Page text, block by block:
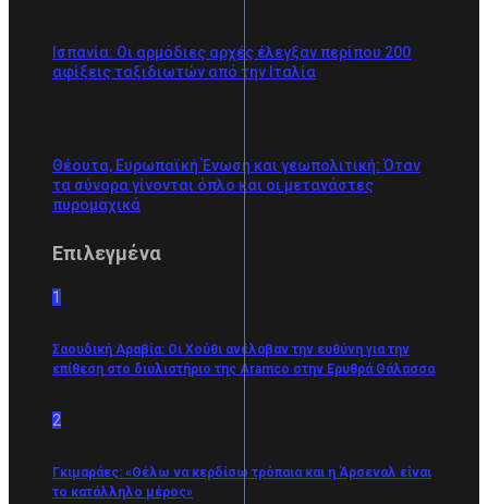
Ισπανία: Οι αρμόδιες αρχές έλεγξαν περίπου 200
αφίξεις ταξιδιωτών από την Ιταλία
Θέουτα, Ευρωπαϊκή Ένωση και γεωπολιτική: Όταν
τα σύνορα γίνονται όπλο και οι μετανάστες
πυρομαχικά
Επιλεγμένα
1
Σαουδική Αραβία: Οι Χούθι ανέλαβαν την ευθύνη για την
επίθεση στο διυλιστήριο της Aramco στην Ερυθρά Θάλασσα
2
Γκιμαράες: «Θέλω να κερδίσω τρόπαια και η Άρσεναλ είναι
το κατάλληλο μέρος»